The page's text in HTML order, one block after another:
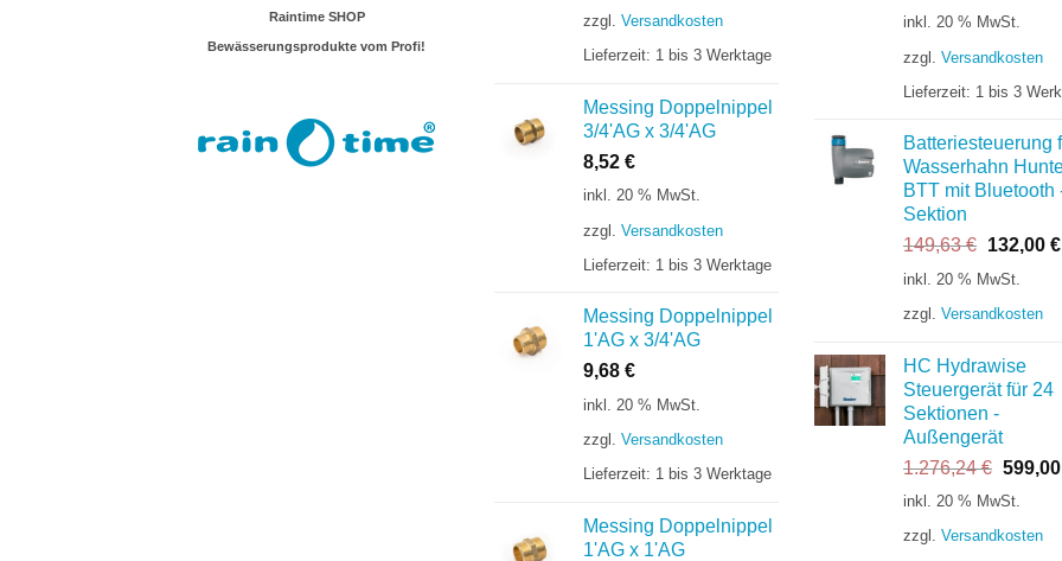
Raintime SHOP
Bewässerungsprodukte vom Profi!
zzgl. Versandkosten
Lieferzeit: 1 bis 3 Werktage
Messing Doppelnippel
3/4'AG x 3/4'AG
8,52 €
inkl. 20 % MwSt.
zzgl. Versandkosten
Lieferzeit: 1 bis 3 Werktage
Messing Doppelnippel
1'AG x 3/4'AG
9,68 €
inkl. 20 % MwSt.
zzgl. Versandkosten
Lieferzeit: 1 bis 3 Werktage
Messing Doppelnippel
1'AG x 1'AG
Preis
204,24 €
inkl. 20 % MwSt.
zzgl. Versandkosten
Lieferzeit: 1 bis 3
Batteriesteuerung
Wasserhahn
BTT mit Bluetooth
Sektion
149,63€
Preis
149,63 €
132,00 €
inkl. 20 % MwSt.
zzgl. Versandkosten
HC Hydrawise
Steuergerät für 24
Sektionen -
Außengerät
1.276,24€
Preis
599,00
inkl. 20 % MwSt.
zzgl. Versandkosten